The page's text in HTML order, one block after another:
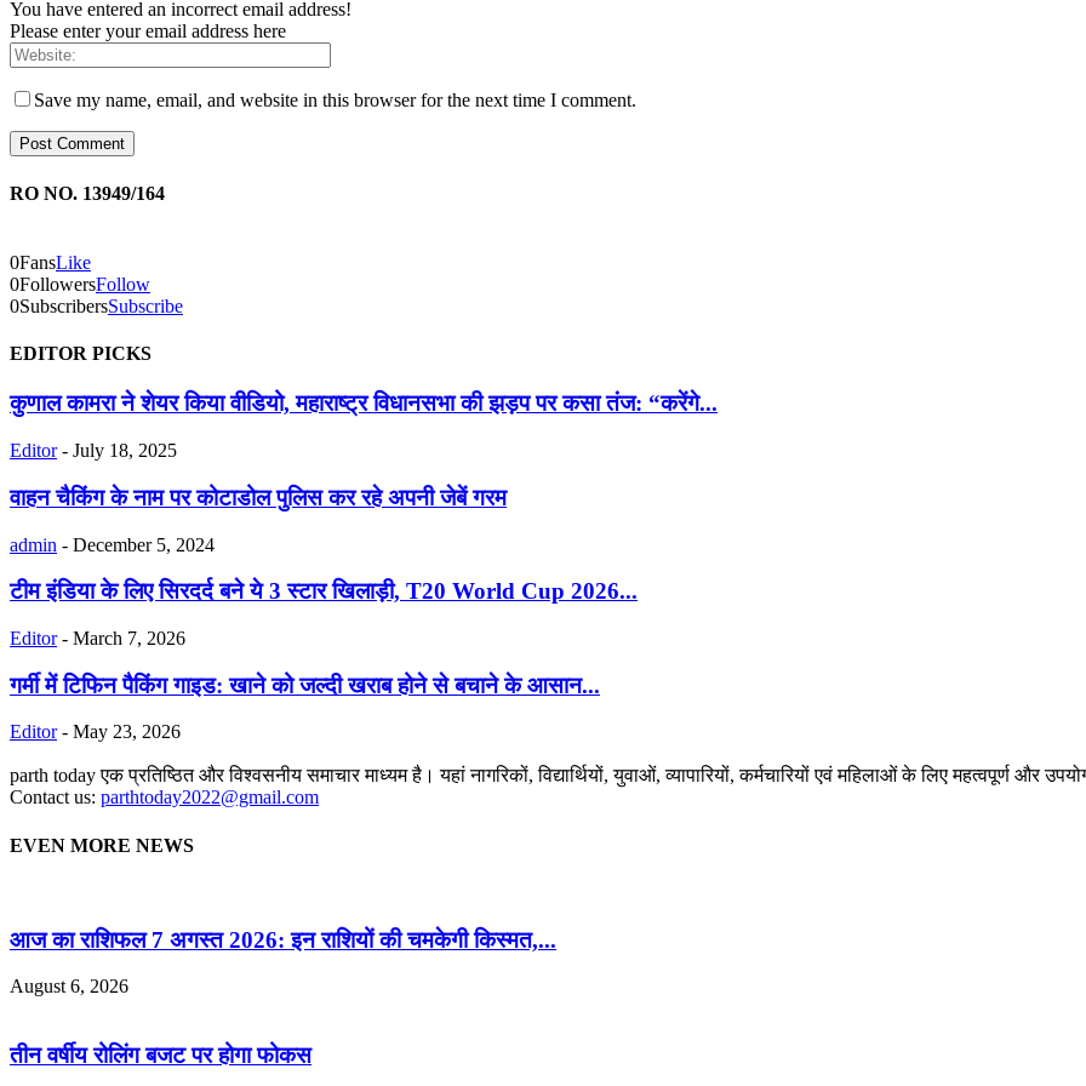
You have entered an incorrect email address!
Please enter your email address here
Save my name, email, and website in this browser for the next time I comment.
RO NO. 13949/164
0FansLike
0FollowersFollow
0SubscribersSubscribe
EDITOR PICKS
कुणाल कामरा ने शेयर किया वीडियो, महाराष्ट्र विधानसभा की झड़प पर कसा तंज: “करेंगे...
Editor - July 18, 2025
वाहन चैकिंग के नाम पर कोटाडोल पुलिस कर रहे अपनी जेबें गरम
admin - December 5, 2024
टीम इंडिया के लिए सिरदर्द बने ये 3 स्टार खिलाड़ी, T20 World Cup 2026...
Editor - March 7, 2026
गर्मी में टिफिन पैकिंग गाइड: खाने को जल्दी खराब होने से बचाने के आसान...
Editor - May 23, 2026
parth today एक प्रतिष्ठित और विश्वसनीय समाचार माध्यम है। यहां नागरिकों, विद्यार्थियों, युवाओं, व्यापारियों, कर्मचारियों एवं महिलाओं के लिए महत्वपूर्ण और
Contact us: parthtoday2022@gmail.com
EVEN MORE NEWS
आज का राशिफल 7 अगस्त 2026: इन राशियों की चमकेगी किस्मत,...
August 6, 2026
तीन वर्षीय रोलिंग बजट पर होगा फोकस